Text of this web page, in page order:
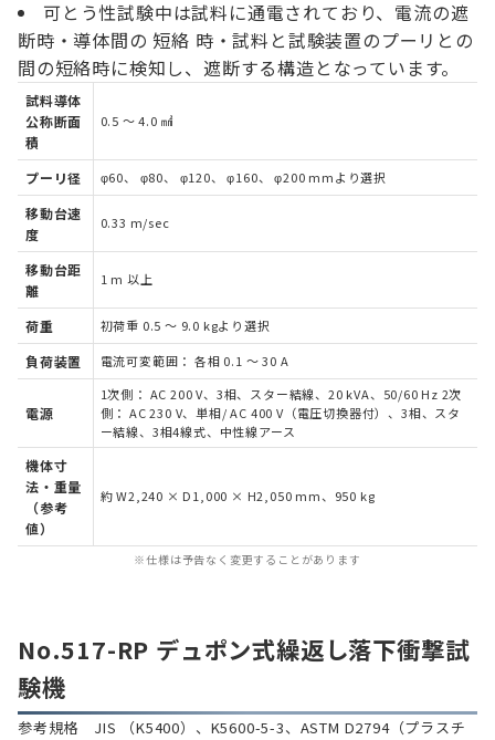
可とう性試験中は試料に通電されており、電流の遮
断時・導体間の 短絡 時・試料と試験装置のプーリとの
間の短絡時に検知し、遮断する構造となっています。
試料導体
公称断面
積
0.5 ～ 4.0 ㎟
プーリ径 φ60、 φ80、 φ120、 φ160、 φ200 mmより選択
移動台速
度
0.33 m/sec
移動台距
離
1 m 以上
荷重 初荷重 0.5 ～ 9.0 kgより選択
負荷装置 電流可変範囲： 各相 0.1 ～ 30 A
電源
1次側： AC 200 V、3相、スター結線、20 kVA、50/60 Hz 2次
側： AC 230 V、単相/ AC 400 V（電圧切換器付）、3相、スタ
ー結線、3相4線式、中性線アース
機体寸
法・重量
（参考
値）
約 W2,240 × D1,000 × H2,050 mm、950 kg
※仕様は予告なく変更することがあります
No.517-RP デュポン式繰返し落下衝撃試
験機
参考規格 JIS （K5400）、K5600-5-3、ASTM D2794（プラスチ